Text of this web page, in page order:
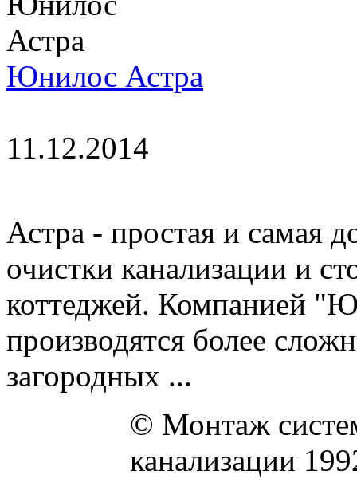
Юнилос Астра
11.12.2014
Астра - простая и самая
очистки канализации и
коттеджей. Компанией
производятся более
загородных ...
© Монтаж
канализации